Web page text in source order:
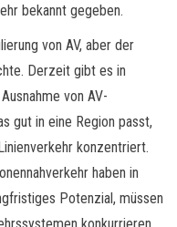
bekannt gegeben.
von AV, aber der
Derzeit gibt es in
von AV-
gut in eine Region passt,
konzentriert.
haben in
Potenzial, müssen